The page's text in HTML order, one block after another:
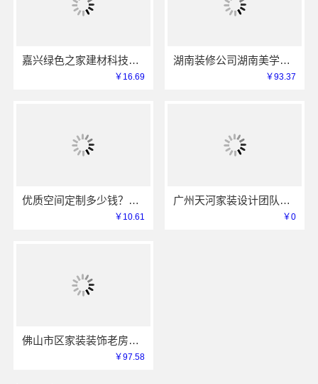
嘉兴绿色之家建材科技有限公司-本地专业家装公司高端
￥16.69
湖南装修公司湖南美学筑家建材有限公司老房翻新靠谱吗
￥93.37
优质空间定制多少钱？南京市创亿讯透明报价更实惠
￥10.61
广州天河家装设计团队拎包入住精匠饰家全屋定制
￥0
佛山市区家装装饰老房翻新，雅居美家一站式焕新
￥97.58